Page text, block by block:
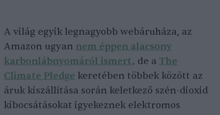
A világ egyik legnagyobb webáruháza, az
Amazon ugyan nem éppen alacsony
karbonlábnyomáról ismert, de a The
Climate Pledge keretében többek között az
áruk kiszállítása során keletkező szén-dioxid
kibocsátásokat igyekeznek elektromos